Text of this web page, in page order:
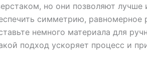
но они позволяют лучше
симметрию, равномерное
немного материала для
подход ускоряет процесс и